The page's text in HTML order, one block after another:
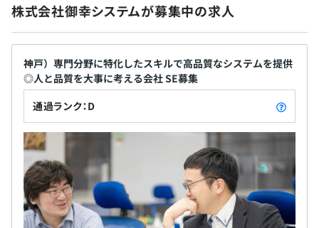
者の取得者が多く在籍し、ネットワーク系はクラウド系試
業務系スキルについては、社員全員が公共系・金融系・流
通(物流含む)系のいずれかの知識を保有しております。
様々ですが、平均としては、プロパー数名＋BP数名でチ
ームを編成します。
当社プロパー約50名の年齢構成は20代が40％以上を占め
ており、30代、40代がそれぞれ15％、50代以上が残りと
なっております。
器、サーバ、端末など） ④東日本事業部 〜首都圏の
幅広いお客さまに対応／提案から開発・保守までト
ータルに対応〜 首都圏の幅広いお客さまに、アプ
リ・組込み開発、多様なシステムの構築・保守運用
を手掛けています。業務支援システムや組込みシステ
ムの開発・保守、システム基盤（インフラ）の提
案・構築・保守運用など、保険業（開発）・不動産
業（開発）・製造業（組込み開発）・地方自治体
（開発）・流通業（構築・保守運用）・LCMサービ
ス（保守運用）に対応しています。 〈開発事例〉 不
動産業向け基幹システムのマイグレーション開発／
公官庁内部管理系のシステム／県税システム／カー
ナビゲーションシステム／大手ＩＴ企業でのシェア
株式会社御幸システムが募集中の求人
神戸）専門分野に特化したスキルで高品質なシステムを提供
◎人と品質を大事に考える会社 SE募集
通過ランク：D